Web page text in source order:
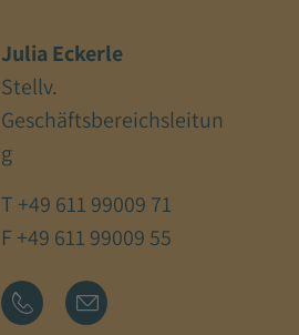
Julia Eckerle
Stellv.
Geschäftsbereichsleitun
g
T +49 611 99009 71
F +49 611 99009 55